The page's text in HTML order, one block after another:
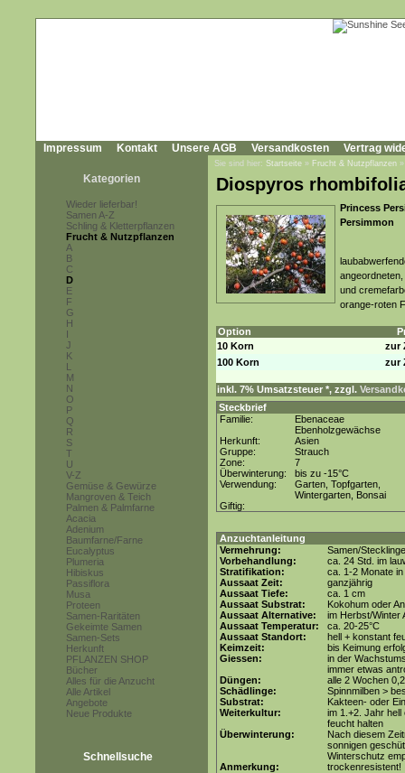
Impressum Kontakt Unsere AGB Versandkosten Vertrag
Kategorien
Wieder lieferbar!
Samen A-Z
Schling & Kletterpflanzen
Frucht & Nutzpflanzen
A
B
C
D
E
F
G
H
I
J
K
L
M
N
O
P
Q
R
S
T
U
V-Z
Gemüse & Gewürze
Mangroven & Teich
Palmen & Palmfarne
Acacia
Adenium
Baumfarne/Farne
Eucalyptus
Plumeria
Hibiskus
Passiflora
Musa
Proteen
Samen-Raritäten
Gekeimte Samen
Samen-Sets
Herkunft
PFLANZEN SHOP
Bücher
Alles für die Anzucht
Alle Artikel
Angebote
Neue Produkte
Schnellsuche
Sie sind hier: Startseite » Frucht & Nutzpflanzen
Diospyros
Princess
Persimmon
und
orange-roten
Option
10 Korn
zur
100 Korn
zur
inkl. 7% Umsatzsteuer *, zzgl.
Steckbrief
Familie:
Ebenaceae
Ebenholzgewächse
Herkunft:
Asien
Gruppe:
Strauch
Zone:
7
Überwinterung:
bis zu -15°C
Verwendung:
Garten, Topfgarten,
Wintergarten, Bonsai
Giftig:
Anzuchtanleitung
Vermehrung:
Samen/Stecklinge
Vorbehandlung:
ca. 24 Std. im
Stratifikation:
ca. 1-2 Monate
Aussaat Zeit:
ganzjährig
Aussaat Tiefe:
ca. 1 cm
Aussaat Substrat:
Kokohum oder
Aussaat Alternative:
im Herbst/Winter
Aussaat Temperatur:
ca. 20-25°C
Aussaat Standort:
hell + konstant
Keimzeit:
bis Keimung
Giessen:
in der
immer etwas
Düngen:
alle 2 Wochen
Schädlinge:
Spinnmilben >
Substrat:
Kakteen- oder
Weiterkultur:
im 1.+2. Jahr hell
feucht halten
Überwinterung:
Nach diesem
sonnigen
Winterschutz
Anmerkung:
trockenresistent!